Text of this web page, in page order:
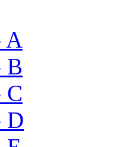
A
B
C
D